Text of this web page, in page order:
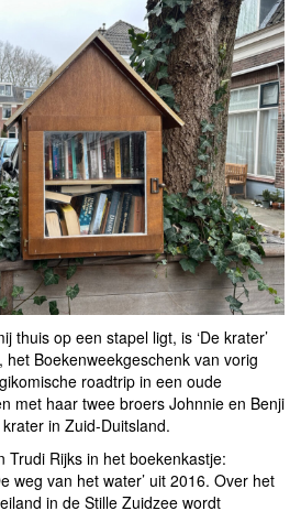
thuis op een stapel ligt, is ‘De krater’
Boekenweekgeschenk van vorig
roadtrip in een oude
met haar twee broers Johnnie en Benji
in Zuid-Duitsland.
Trudi Rijks in het boekenkastje:
weg van het water’ uit 2016. Over het
in de Stille Zuidzee wordt